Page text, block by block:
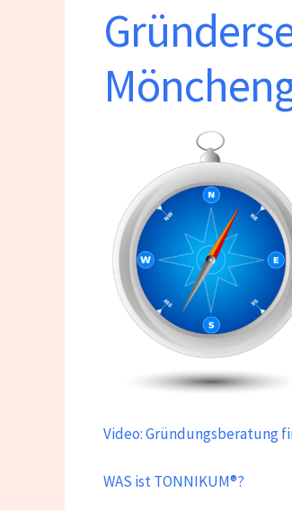
Video: Gründungsberatung
WAS ist TONNIKUM®?